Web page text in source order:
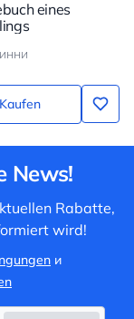
eines
Kaufen
News!
Rabatte,
wird!
и